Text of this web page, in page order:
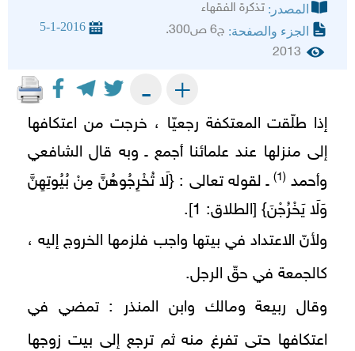
المصدر: تذكرة الفقهاء
الجزء والصفحة: ج6 ص300. 5-1-2016
2013
+
-
إذا طلّقت المعتكفة رجعيّا ، خرجت من اعتكافها
إلى منزلها‌ عند علمائنا أجمع ـ وبه قال الشافعي
وأحمد(1) ـ لقوله تعالى : {لَا تُخْرِجُوهُنَّ مِنْ بُيُوتِهِنَّ
وَلَا يَخْرُجْنَ} [الطلاق: 1].
ولأنّ الاعتداد في بيتها واجب فلزمها الخروج إليه ،
كالجمعة في حقّ الرجل.
وقال ربيعة ومالك وابن المنذر : تمضي في
اعتكافها حتى تفرغ منه ثم ترجع إلى بيت زوجها